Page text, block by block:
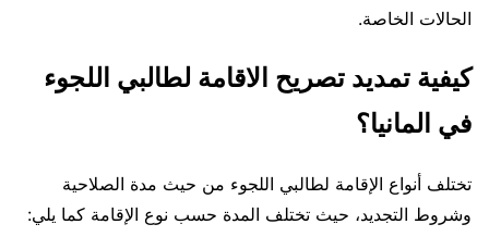
الحالات الخاصة.
كيفية تمديد تصريح الاقامة لطالبي اللجوء
في المانيا؟
تختلف أنواع الإقامة لطالبي اللجوء من حيث مدة الصلاحية
وشروط التجديد، حيث تختلف المدة حسب نوع الإقامة كما يلي: